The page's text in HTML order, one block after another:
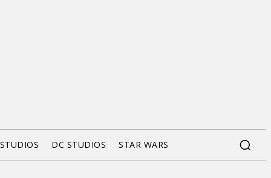
DC STUDIOS STAR WARS